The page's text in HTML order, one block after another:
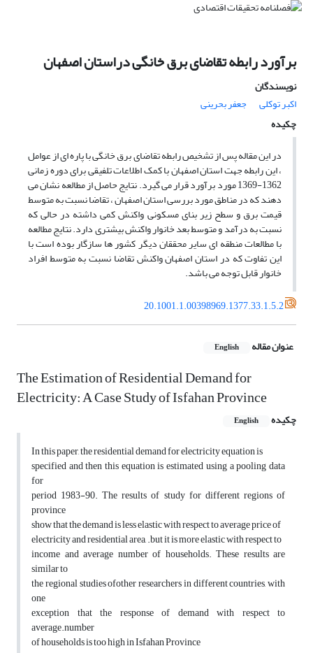
برآورد رابطه تقاضای برق خانگی دراستان اصفهان
نویسندگان
اکبر توکلی
جعفر بحرینی
چکیده
در این مقاله پس از تشخیص رابطه تقاضای برق خانگی با پاره ای از عوامل
، این رابطه جهت استان اصفهان با کمک اطلاعات تلفیقی برای دوره زمانی
1362-1369 مورد برآورد قرار می گیرد. نتایج حاصل از مطالعه نشان می
دهند که در مناطق مورد بررسی استان اصفهان ، تقاضا نسبت به متوسط
قیمت برق و سطح زیر بنای مسکونی واکنش کمی داشته در حالی که
نسبت به درآمد و متوسط بعد خانوار واکنش بیشتری دارد. نتایج مطالعه
با مطالعات منطقه ای سایر محققان دیگر کشور ها سازگار بوده است با
این تفاوت که در استان اصفهان واکنش تقاضا نسبت به متوسط افراد
خانوار قابل توجه می باشد.
20.1001.1.00398969.1377.33.1.5.2
عنوان مقاله English
The Estimation of Residential Demand for
Electricity: A Case Study of Isfahan Province
چکیده English
In this paper, the residential demand for electricity equation is
specified and then this equation is estimated using a pooling data
for
period 1983-90. The results of study for different regions of
province
show that the demand is less elastic with respect to average price of
electricity and residential area, .but it is more elastic with respect to
income and average number of households. These results are
similar to
the regional studies ofother researchers in different countries, with
one
exception that the response of demand with respect to
average.number
of households is too high in Isfahan Province